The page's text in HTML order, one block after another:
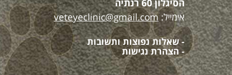
הסיגלון 60 רנתיה
אימייל:veteyeclinic@gmail.com
- שאלות נפוצות ותשובות
- הצהרת נגישות